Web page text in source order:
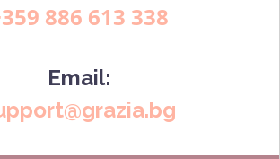
886 613 338
Email: